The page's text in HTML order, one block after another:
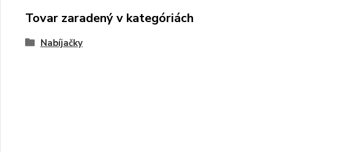
Tovar zaradený v kategóriách
Nabíjačky